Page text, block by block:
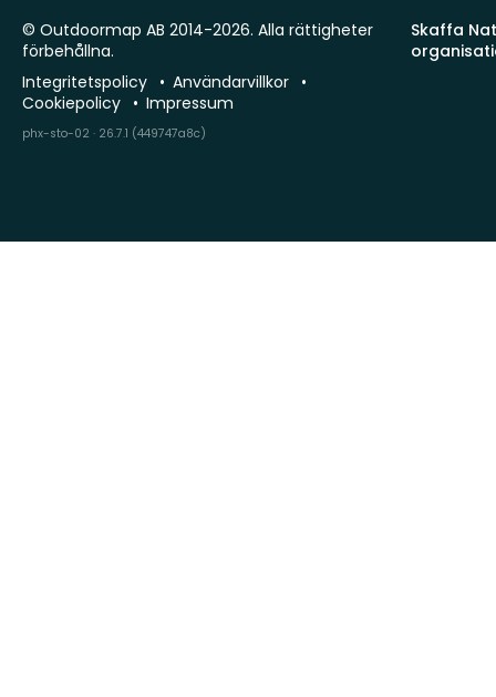
Skaffa
© Outdoormap AB 2014-2026. Alla rättigheter
förbehållna.
Integritetspolicy
Användarvillkor
Cookiepolicy
Impressum
phx-sto-02 · 26.7.1 (449747a8c)